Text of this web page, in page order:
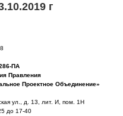
г
ПА
Правления
Проектное Объединение»
ул., д. 13, лит. И, пом. 1Н
до 17-40